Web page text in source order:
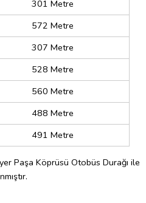
301 Metre
572 Metre
307 Metre
528 Metre
560 Metre
488 Metre
491 Metre
Paşa Köprüsü Otobüs Durağı ile